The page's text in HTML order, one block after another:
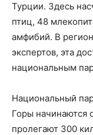
Турции. Здесь
птиц, 48
амфибий. В
экспертов, эта
национальным
Национальный
Горы начинаются
пролегают 300